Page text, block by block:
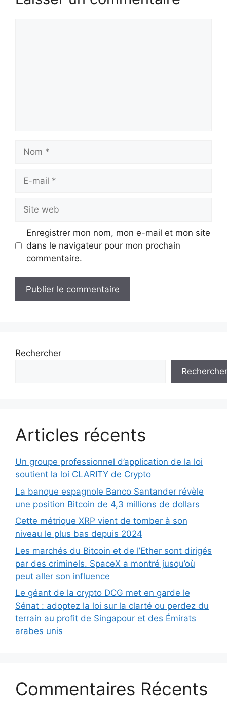
mail
web
Enregistrer mon nom, mon e-mail et mon site
dans le navigateur pour mon prochain
commentaire.
Rechercher
Rechercher
Articles récents
Un groupe professionnel d’application de la loi
soutient la loi CLARITY de Crypto
La banque espagnole Banco Santander révèle
une position Bitcoin de 4,3 millions de dollars
Cette métrique XRP vient de tomber à son
niveau le plus bas depuis 2024
Les marchés du Bitcoin et de l’Ether sont dirigés
par des criminels. SpaceX a montré jusqu’où
peut aller son influence
Le géant de la crypto DCG met en garde le
Sénat : adoptez la loi sur la clarté ou perdez du
terrain au profit de Singapour et des Émirats
arabes unis
Commentaires Récents